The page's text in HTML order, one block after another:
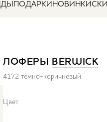
ПОДАРКИ НОВИНКИ
ЛОФЕРЫ BERWICK
4172 тёмно-коричневый
Цвет